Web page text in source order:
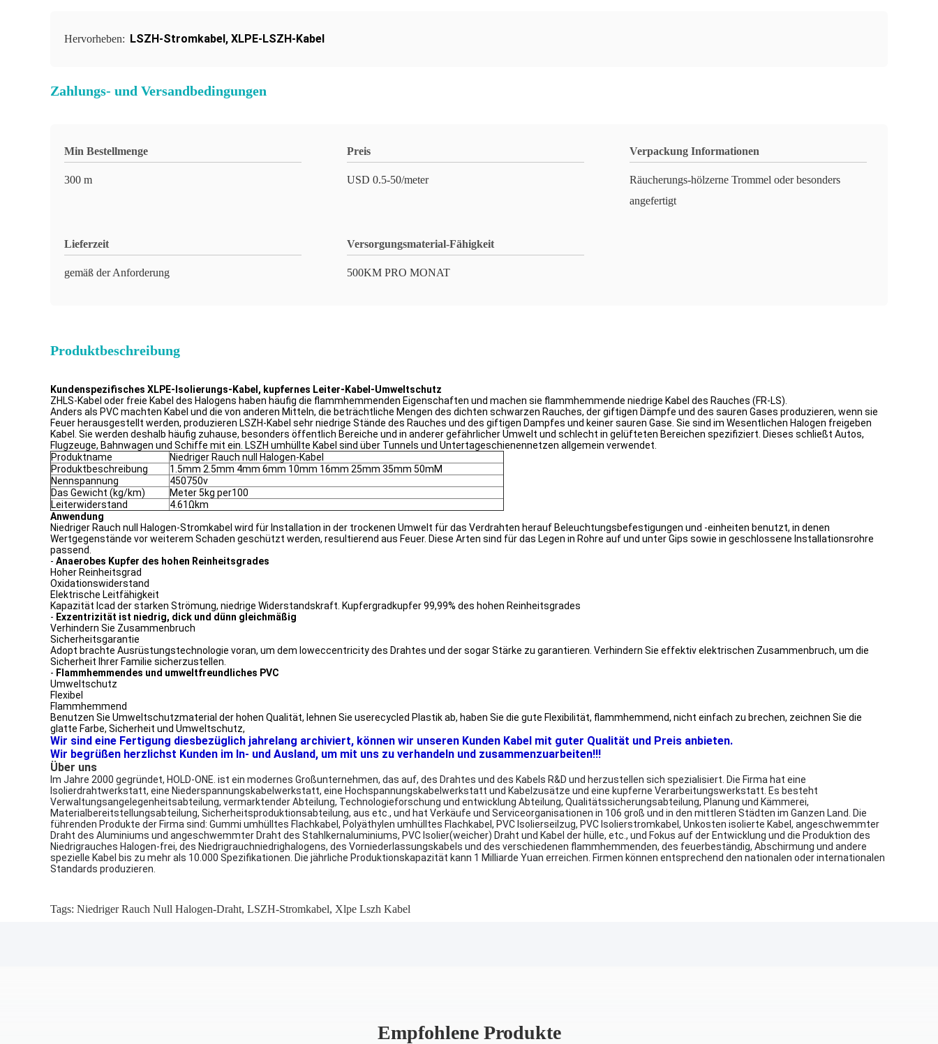
Hervorheben: LSZH-Stromkabel, XLPE-LSZH-Kabel
Zahlungs- und Versandbedingungen
Min Bestellmenge
300 m
Preis
USD 0.5-50/meter
Verpackung Informationen
Räucherungs-hölzerne Trommel oder besonders
angefertigt
Lieferzeit
gemäß der Anforderung
Versorgungsmaterial-Fähigkeit
500KM PRO MONAT
Produktbeschreibung
Kundenspezifisches XLPE-Isolierungs-Kabel, kupfernes Leiter-Kabel-Umweltschutz
ZHLS-Kabel oder freie Kabel des Halogens haben häufig die flammhemmenden Eigenschaften und machen sie flammhemmende niedrige Kabel des Rauches (FR-LS).
Anders als PVC machten Kabel und die von anderen Mitteln, die beträchtliche Mengen des dichten schwarzen Rauches, der giftigen Dämpfe und des sauren Gases produzieren, wenn sie
Feuer herausgestellt werden, produzieren LSZH-Kabel sehr niedrige Stände des Rauches und des giftigen Dampfes und keiner sauren Gase. Sie sind im Wesentlichen Halogen freigeben
Kabel. Sie werden deshalb häufig zuhause, besonders öffentlich Bereiche und in anderer gefährlicher Umwelt und schlecht in gelüfteten Bereichen spezifiziert. Dieses schließt Autos,
Flugzeuge, Bahnwagen und Schiffe mit ein. LSZH umhüllte Kabel sind über Tunnels und Untertageschienennetzen allgemein verwendet.
Produktname
Niedriger Rauch null Halogen-Kabel
Produktbeschreibung
1.5mm 2.5mm 4mm 6mm 10mm 16mm 25mm 35mm 50mM
Nennspannung
450750v
Das Gewicht (kg/km)
Meter 5kg per100
Leiterwiderstand
4.61Ωkm
Anwendung
Niedriger Rauch null Halogen-Stromkabel wird für Installation in der trockenen Umwelt für das Verdrahten herauf Beleuchtungsbefestigungen und -einheiten benutzt, in denen
Wertgegenstände vor weiterem Schaden geschützt werden, resultierend aus Feuer. Diese Arten sind für das Legen in Rohre auf und unter Gips sowie in geschlossene Installationsrohre
passend.
- Anaerobes Kupfer des hohen Reinheitsgrades
Hoher Reinheitsgrad
Oxidationswiderstand
Elektrische Leitfähigkeit
Kapazität lcad der starken Strömung, niedrige Widerstandskraft. Kupfergradkupfer 99,99% des hohen Reinheitsgrades
- Exzentrizität ist niedrig, dick und dünn gleichmäßig
Verhindern Sie Zusammenbruch
Sicherheitsgarantie
Adopt brachte Ausrüstungstechnologie voran, um dem loweccentricity des Drahtes und der sogar Stärke zu garantieren. Verhindern Sie effektiv elektrischen Zusammenbruch, um die
Sicherheit Ihrer Familie sicherzustellen.
- Flammhemmendes und umweltfreundliches PVC
Umweltschutz
Flexibel
Flammhemmend
Benutzen Sie Umweltschutzmaterial der hohen Qualität, lehnen Sie userecycled Plastik ab, haben Sie die gute Flexibilität, flammhemmend, nicht einfach zu brechen, zeichnen Sie die
glatte Farbe, Sicherheit und Umweltschutz,
Wir sind eine Fertigung diesbezüglich jahrelang archiviert, können wir unseren Kunden Kabel mit guter Qualität und Preis anbieten.
Wir begrüßen herzlichst Kunden im In- und Ausland, um mit uns zu verhandeln und zusammenzuarbeiten!!!
Über uns
Im Jahre 2000 gegründet, HOLD-ONE. ist ein modernes Großunternehmen, das auf, des Drahtes und des Kabels R&D und herzustellen sich spezialisiert. Die Firma hat eine
Isolierdrahtwerkstatt, eine Niederspannungskabelwerkstatt, eine Hochspannungskabelwerkstatt und Kabelzusätze und eine kupferne Verarbeitungswerkstatt. Es besteht
Verwaltungsangelegenheitsabteilung, vermarktender Abteilung, Technologieforschung und entwicklung Abteilung, Qualitätssicherungsabteilung, Planung und Kämmerei,
Materialbereitstellungsabteilung, Sicherheitsproduktionsabteilung, aus etc., und hat Verkäufe und Serviceorganisationen in 106 groß und in den mittleren Städten im Ganzen Land. Die
führenden Produkte der Firma sind: Gummi umhülltes Flachkabel, Polyäthylen umhülltes Flachkabel, PVC Isolierseilzug, PVC Isolierstromkabel, Unkosten isolierte Kabel, angeschwemmter
Draht des Aluminiums und angeschwemmter Draht des Stahlkernaluminiums, PVC Isolier(weicher) Draht und Kabel der hülle, etc., und Fokus auf der Entwicklung und die Produktion des
Niedrigrauches Halogen-frei, des Niedrigrauchniedrighalogens, des Vorniederlassungskabels und des verschiedenen flammhemmenden, des feuerbeständig, Abschirmung und andere
spezielle Kabel bis zu mehr als 10.000 Spezifikationen. Die jährliche Produktionskapazität kann 1 Milliarde Yuan erreichen. Firmen können entsprechend den nationalen oder internationalen
Standards produzieren.
Tags: Niedriger Rauch Null Halogen-Draht, LSZH-Stromkabel, Xlpe Lszh Kabel
Empfohlene Produkte